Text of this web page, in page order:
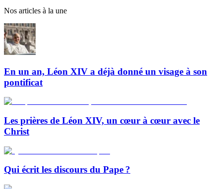
Nos articles à la une
En un an, Léon XIV a déjà donné un visage à son
pontificat
Les prières de Léon XIV, un cœur à cœur avec le
Christ
Qui écrit les discours du Pape ?